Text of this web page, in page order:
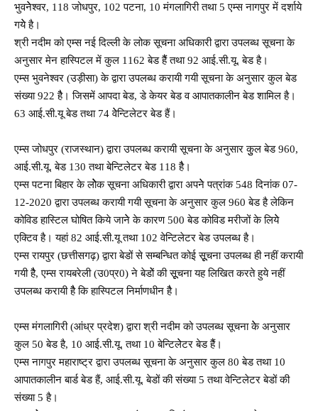
भुवनेेश्वर, 118 जोधपुर, 102 पटना, 10 मंगलागिरी तथा 5 एम्स नागपुर में दर्शाये
गयेे है।
श्री नदीम को एम्स नई दिल्ली के लोक सूचना अधिकारी द्वारा उपलब्ध सूचना के
अनुसार मेन हास्पिटल में कुल 1162 बेड हैैं तथा 92 आई.सी.यू. बेड है।
एम्स भुवनेश्वर (उड़ीसा) के द्वारा उपलब्ध करायी गयी सूचना के अनुसार कुल बेड
संख्या 922 हैै। जिसमें आपदा बेड, डे केयर बेड व आपातकालीन बेड शामिल है।
63 आई.सी.यू बेड तथा 74 वेेन्टिलेटर बेड हैं।
एम्स जोधपुर (राजस्थान) द्वारा उपलब्ध करायी सूचना के अनुसार कुुल बेड 960,
आई.सी.यू. बेड 130 तथा बेन्टिलेटर बेड 118 हैै।
एम्स पटना बिहार के लोेेक सूचना अधिकारी द्वारा अपनेे पत्रांक 548 दिनांक 07-
12-2020 द्वारा उपलब्ध करायी गयी सूचना के अनुसार कुल 960 बेड है लेकिन
कोविड हास्टिल घोषित किये जानेे के कारण 500 बेड कोविड मरीजों के लियेे
एक्टिव है। यहां 82 आई.सी.यू तथा 102 वेन्टिलेटर बेड उपलब्ध है।
एम्स रायपुर (छत्तीसगढ़) द्वारा बेडों से सम्बन्धित कोई सूूचना उपलब्ध ही नहीं करायी
गयी हैै, एम्स रायबरेली (उ0प्र0) ने बेडोें की सूूचना यह लिखित करते हुये नहीं
उपलब्ध करायी हैै कि हास्पिटल निर्माणधीन हैै।
एम्स मंगलागिरी (आंध्र प्रदेश) द्वारा श्री नदीम को उपलब्ध सूचना केे अनुसार
कुल 50 बेड है, 10 आई.सी.यू. तथा 10 बेन्टिलेेटर बेड हैैं।
एम्स नागपुर महाराष्ट्र द्वारा उपलब्ध सूचना के अनुसार कुल 80 बेड तथा 10
आपातकालीन बार्ड बेड हैं, आई.सी.यू. बेडों की संख्या 5 तथा वेन्टिलेटर बेडों की
संख्या 5 है।